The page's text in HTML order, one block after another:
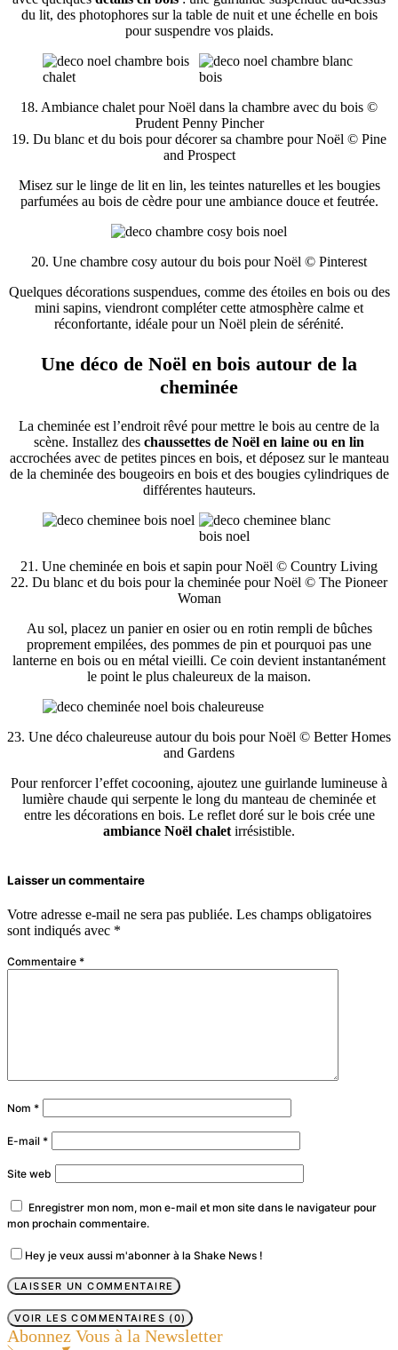
du lit, des photophores sur la table de nuit et une échelle en bois
pour suspendre vos plaids.
18. Ambiance chalet pour Noël dans la chambre avec du bois ©
Prudent Penny Pincher
19. Du blanc et du bois pour décorer sa chambre pour Noël © Pine
and Prospect
Misez sur le linge de lit en lin, les teintes naturelles et les bougies
parfumées au bois de cèdre pour une ambiance douce et feutrée.
20. Une chambre cosy autour du bois pour Noël © Pinterest
Quelques décorations suspendues, comme des étoiles en bois ou des
mini sapins, viendront compléter cette atmosphère calme et
réconfortante, idéale pour un Noël plein de sérénité.
Une déco de Noël en bois autour de la
cheminée
La cheminée est l’endroit rêvé pour mettre le bois au centre de la
scène. Installez des chaussettes de Noël en laine ou en lin
accrochées avec de petites pinces en bois, et déposez sur le manteau
de la cheminée des bougeoirs en bois et des bougies cylindriques de
différentes hauteurs.
21. Une cheminée en bois et sapin pour Noël © Country Living
22. Du blanc et du bois pour la cheminée pour Noël © The Pioneer
Woman
Au sol, placez un panier en osier ou en rotin rempli de bûches
proprement empilées, des pommes de pin et pourquoi pas une
lanterne en bois ou en métal vieilli. Ce coin devient instantanément
le point le plus chaleureux de la maison.
23. Une déco chaleureuse autour du bois pour Noël © Better Homes
and Gardens
Pour renforcer l’effet cocooning, ajoutez une guirlande lumineuse à
lumière chaude qui serpente le long du manteau de cheminée et
entre les décorations en bois. Le reflet doré sur le bois crée une
ambiance Noël chalet irrésistible.
Laisser un commentaire
Votre adresse e-mail ne sera pas publiée. Les champs obligatoires
sont indiqués avec *
Commentaire *
Nom *
E-mail *
Site web
Enregistrer mon nom, mon e-mail et mon site dans le navigateur pour
mon prochain commentaire.
Hey je veux aussi m'abonner à la Shake News !
VOIR LES COMMENTAIRES (0)
Abonnez Vous à la Newsletter